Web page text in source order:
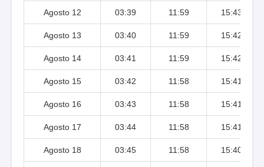
Agosto 12 03:39 11:59 15:43
Agosto 13 03:40 11:59 15:42
Agosto 14 03:41 11:59 15:42
Agosto 15 03:42 11:58 15:41
Agosto 16 03:43 11:58 15:41
Agosto 17 03:44 11:58 15:41
Agosto 18 03:45 11:58 15:40